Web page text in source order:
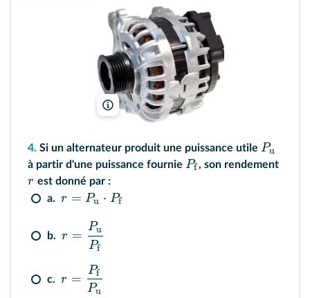
Rudy Balasko/Shutterstock
4. Si un alternateur produit une puissance utile Pu
à partir d'une puissance fournie Pf, son rendement
r est donné par :
a. r = Pu ⋅ Pf
b. r =
Pf
Pu
c. r =
Pu
Pf